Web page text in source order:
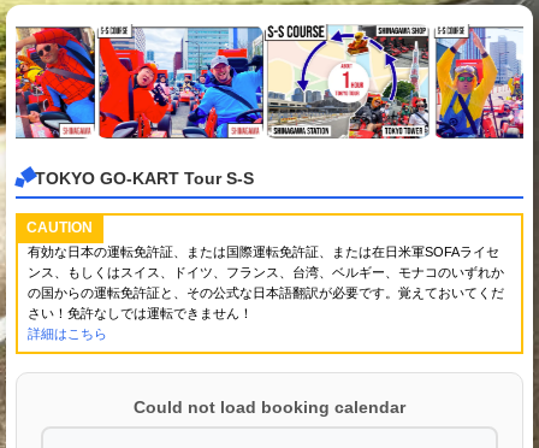
TOKYO GO-KART Tour S-S
CAUTION
有効な日本の運転免許証、または国際運転免許証、または在日米軍SOFAライセ
ンス、もしくはスイス、ドイツ、フランス、台湾、ベルギー、モナコのいずれか
の国からの運転免許証と、その公式な日本語翻訳が必要です。覚えておいてくだ
さい！免許なしでは運転できません！
詳細はこちら
Could not load booking calendar